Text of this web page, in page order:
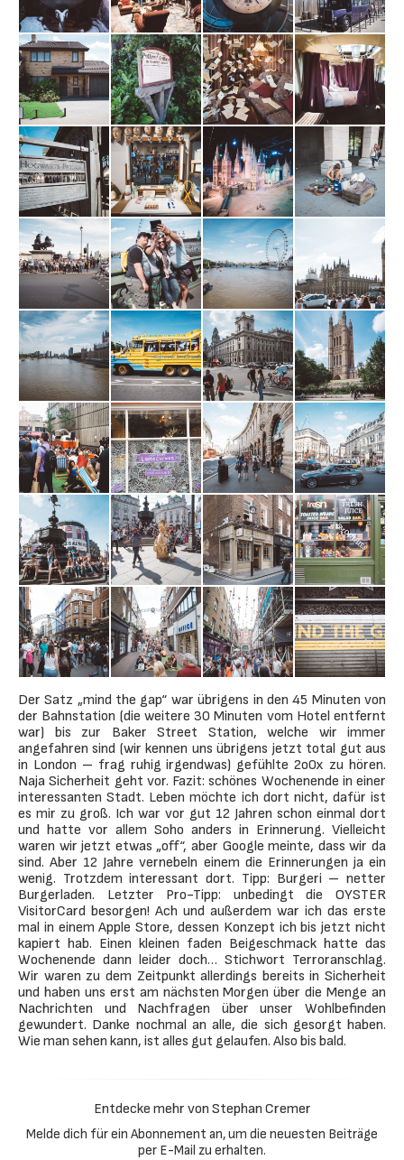
Der Satz „mind the gap“ war übrigens in den 45 Minuten von
der Bahnstation (die weitere 30 Minuten vom Hotel entfernt
war) bis zur Baker Street Station, welche wir immer
angefahren sind (wir kennen uns übrigens jetzt total gut aus
in London – frag ruhig irgendwas) gefühlte 2o0x zu hören.
Naja Sicherheit geht vor. Fazit: schönes Wochenende in einer
interessanten Stadt. Leben möchte ich dort nicht, dafür ist
es mir zu groß. Ich war vor gut 12 Jahren schon einmal dort
und hatte vor allem Soho anders in Erinnerung. Vielleicht
waren wir jetzt etwas „off“, aber Google meinte, dass wir da
sind. Aber 12 Jahre vernebeln einem die Erinnerungen ja ein
wenig. Trotzdem interessant dort. Tipp: Burgeri – netter
Burgerladen. Letzter Pro-Tipp: unbedingt die OYSTER
VisitorCard besorgen! Ach und außerdem war ich das erste
mal in einem Apple Store, dessen Konzept ich bis jetzt nicht
kapiert hab. Einen kleinen faden Beigeschmack hatte das
Wochenende dann leider doch… Stichwort Terroranschlag.
Wir waren zu dem Zeitpunkt allerdings bereits in Sicherheit
und haben uns erst am nächsten Morgen über die Menge an
Nachrichten und Nachfragen über unser Wohlbefinden
gewundert. Danke nochmal an alle, die sich gesorgt haben.
Wie man sehen kann, ist alles gut gelaufen. Also bis bald.
Entdecke mehr von Stephan Cremer
Melde dich für ein Abonnement an, um die neuesten Beiträge
per E-Mail zu erhalten.